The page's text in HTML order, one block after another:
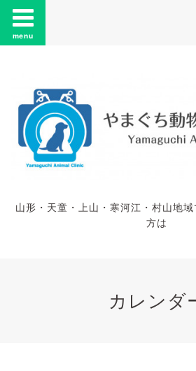
menu
山形・天童・上山・寒河江・村山地
方は
カレンダ